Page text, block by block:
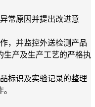
常原因并提出改进意
，并监控外送检测产品
生产及生产工艺的严格执
标识及实验记录的整理